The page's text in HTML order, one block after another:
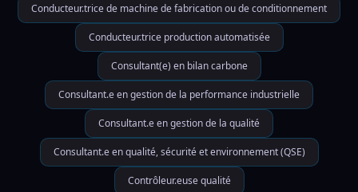
Conducteur.trice de machine de fabrication ou de conditionnement
Conducteur.trice production automatisée
Consultant(e) en bilan carbone
Consultant.e en gestion de la performance industrielle
Consultant.e en gestion de la qualité
Consultant.e en qualité, sécurité et environnement (QSE)
Contrôleur.euse qualité